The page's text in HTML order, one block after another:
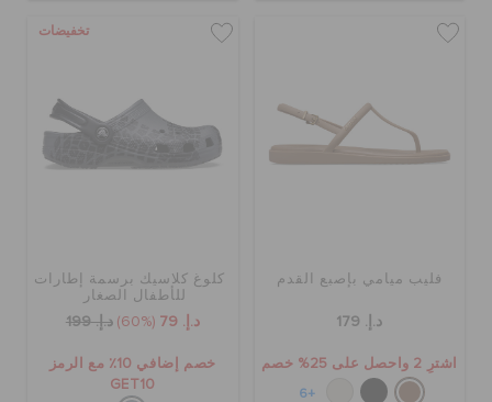
فليب ميامي بإصبع القدم
د.إ. 179
اشترِ 2 واحصل على 25% خصم
+6
تخفيضات
كلوغ كلاسيك برسمة إطارات
للأطفال الصغار
د.إ. 79 (60%) د.إ. 199
خصم إضافي 10٪ مع الرمز
GET10